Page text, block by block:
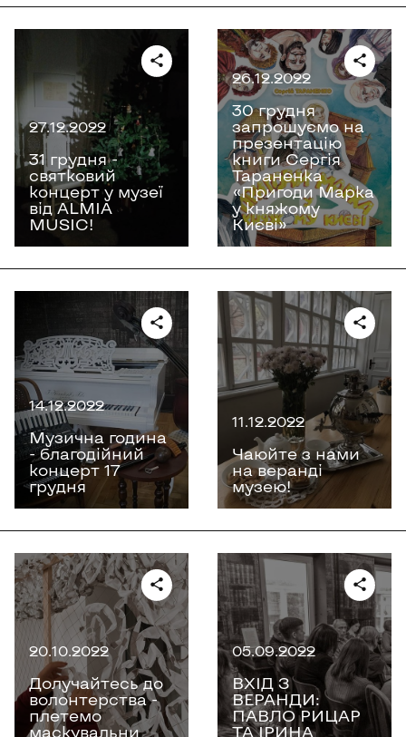
27.12.2022
31 грудня -
святковий
концерт у музеї
від ALMIA
MUSIC!
26.12.2022
30 грудня
запрошуємо на
презентацію
книги Сергія
Тараненка
«Пригоди Марка
у княжому
Києві»
14.12.2022
Музична година
- благодійний
концерт 17
грудня
11.12.2022
Чаюйте з нами
на веранді
музею!
20.10.2022
Долучайтесь до
волонтерства -
плетемо
маскувальни
05.09.2022
ВХІД З
ВЕРАНДИ:
ПАВЛО РИЦАР
ТА ІРИНА